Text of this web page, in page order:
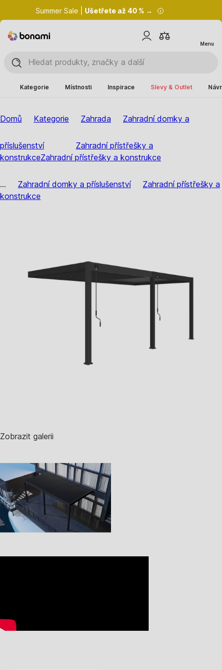
Summer Sale | Ušetřete až 40 % →
Menu
Kategorie Místnosti Inspirace Slevy & Outlet
Domů Kategorie Zahrada Zahradní domky a
příslušenství
Zahradní přístřešky a
konstrukceZahradní přístřešky a konstrukce
... Zahradní domky a příslušenství
Zahradní přístřešky a
konstrukce
Zobrazit galerii